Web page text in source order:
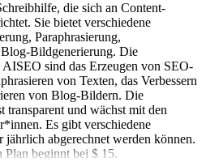
die sich an Content-
Sie bietet verschiedene
Paraphrasierung,
Bildgenerierung. Die
sind das Erzeugen von SEO-
von Texten, das Verbessern
von Blog-Bildern. Die
transparent und wächst mit den
Es gibt verschiedene
jährlich abgerechnet werden können.
Plan beginnt bei $ 15.